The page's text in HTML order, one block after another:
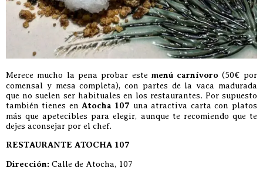
Merece mucho la pena probar este menú carnívoro (50€ por
comensal y mesa completa), con partes de la vaca madurada
que no suelen ser habituales en los restaurantes. Por supuesto
también tienes en Atocha 107 una atractiva carta con platos
más que apetecibles para elegir, aunque te recomiendo que te
dejes aconsejar por el chef.
RESTAURANTE ATOCHA 107
Dirección: Calle de Atocha, 107